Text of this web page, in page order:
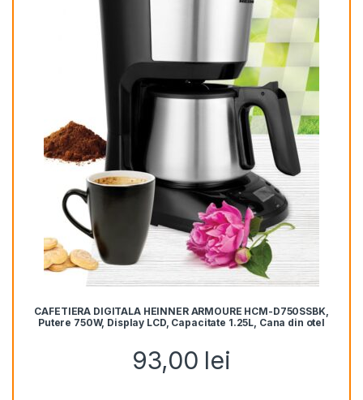
CAFETIERA DIGITALA HEINNER ARMOURE HCM-D750SSBK,
Putere 750W, Display LCD, Capacitate 1.25L, Cana din otel
93,00 lei